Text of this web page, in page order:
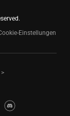
Einstellungen